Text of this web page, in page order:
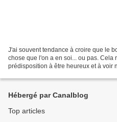
J'ai souvent tendance à croire que le
chose que l'on a en soi... ou pas. Cela
prédisposition à être heureux et à voir
Hébergé par Canalblog
Top articles